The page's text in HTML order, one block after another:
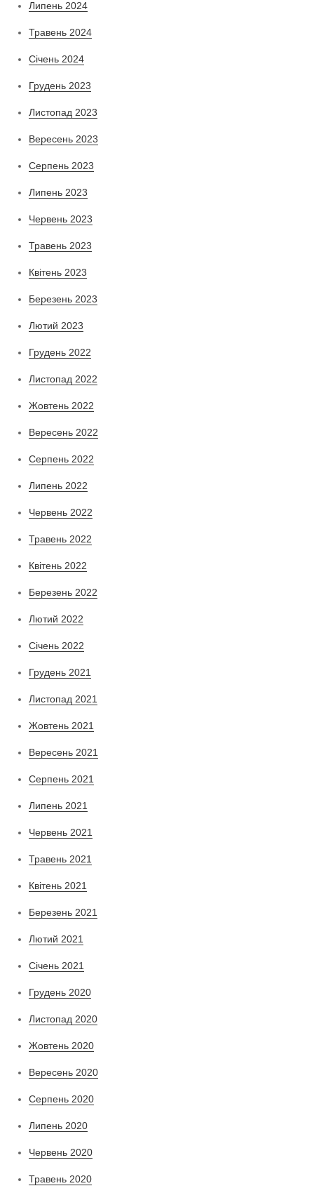
Липень 2024
Травень 2024
Січень 2024
Грудень 2023
Листопад 2023
Вересень 2023
Серпень 2023
Липень 2023
Червень 2023
Травень 2023
Квітень 2023
Березень 2023
Лютий 2023
Грудень 2022
Листопад 2022
Жовтень 2022
Вересень 2022
Серпень 2022
Липень 2022
Червень 2022
Травень 2022
Квітень 2022
Березень 2022
Лютий 2022
Січень 2022
Грудень 2021
Листопад 2021
Жовтень 2021
Вересень 2021
Серпень 2021
Липень 2021
Червень 2021
Травень 2021
Квітень 2021
Березень 2021
Лютий 2021
Січень 2021
Грудень 2020
Листопад 2020
Жовтень 2020
Вересень 2020
Серпень 2020
Липень 2020
Червень 2020
Травень 2020